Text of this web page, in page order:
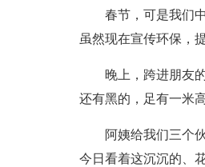
春节，可是我们
虽然现在宣传环保，
晚上，跨进朋友
还有黑的，足有一米高
阿姨给我们三个
今日看着这沉沉的、